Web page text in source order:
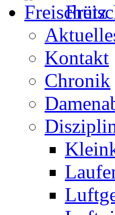
Kontakt
Chronik